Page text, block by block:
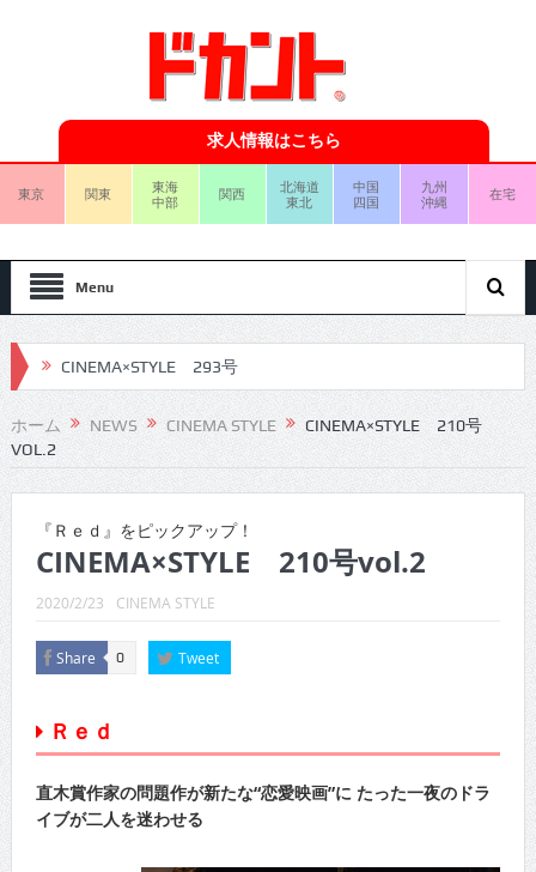
求人情報はこちら
東京 関東
東海
中部
関西
北海道
東北
中国
四国
九州
沖縄
在宅
Menu
CINEMA×STYLE 293号
CINEMA×STYLE 292号
CINEMA×STYLE 291号
CINEMA×STYLE 289号
CINEMA×STYLE 288号
CINEMA×STYLE 287号
CINEMA×STYLE 285号
ホーム NEWS CINEMA STYLE
CINEMA×STYLE 210号
VOL.2
『Ｒｅｄ』をピックアップ！
CINEMA×STYLE 210号vol.2
2020/2/23 CINEMA STYLE
Share 0 Tweet
Ｒｅｄ
直木賞作家の問題作が新たな“恋愛映画”に たった一夜のドラ
イブが二人を迷わせる